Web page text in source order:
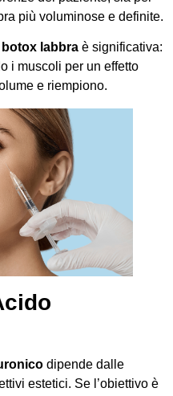
più voluminose e definite.
labbra è significativa:
i muscoli per un effetto
e riempiono.
dipende dalle
estetici. Se l’obiettivo è